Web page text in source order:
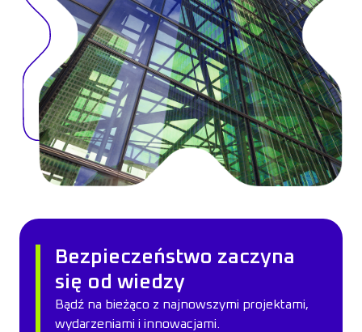
Bezpieczeństwo zaczyna
się od wiedzy
Bądź na bieżąco z najnowszymi projektami,
wydarzeniami i innowacjami.